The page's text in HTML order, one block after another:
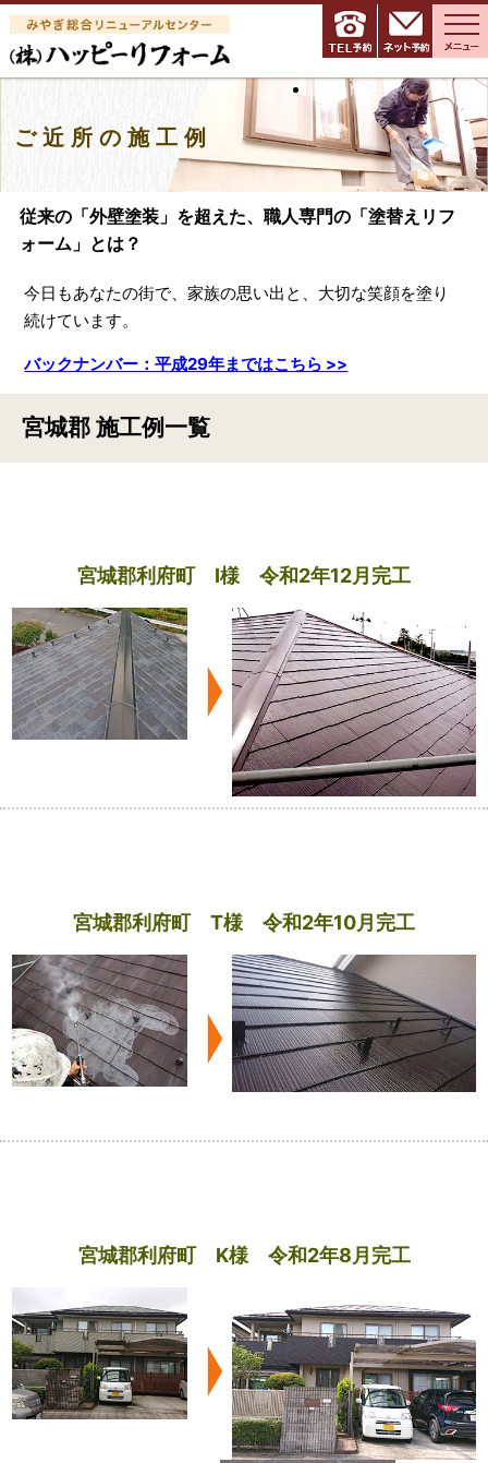
ご近所の施工例
従来の「外壁塗装」を超えた、職人専門の「塗替えリフ
ォーム」とは？
今日もあなたの街で、家族の思い出と、大切な笑顔を塗り
続けています。
バックナンバー：平成29年まではこちら >>
宮城郡 施工例一覧
宮城郡利府町 I様 令和2年12月完工
宮城郡利府町 T様 令和2年10月完工
宮城郡利府町 K様 令和2年8月完工